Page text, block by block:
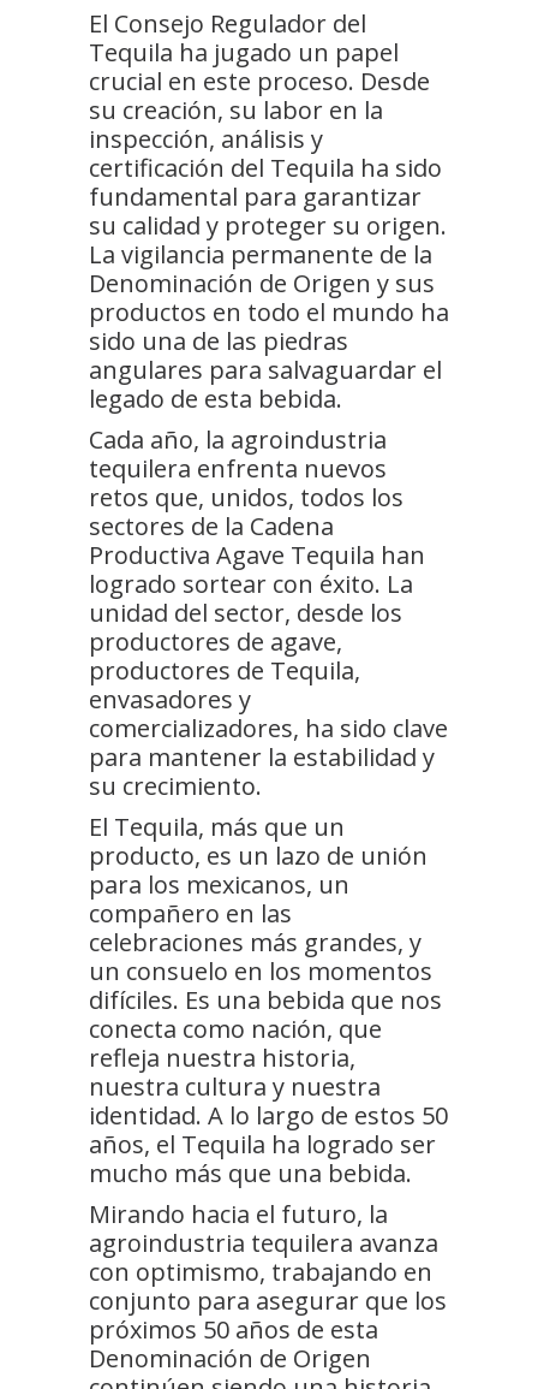
El Consejo Regulador del
Tequila ha jugado un papel
crucial en este proceso. Desde
su creación, su labor en la
inspección, análisis y
certificación del Tequila ha sido
fundamental para garantizar
su calidad y proteger su origen.
La vigilancia permanente de la
Denominación de Origen y sus
productos en todo el mundo ha
sido una de las piedras
angulares para salvaguardar el
legado de esta bebida.
Cada año, la agroindustria
tequilera enfrenta nuevos
retos que, unidos, todos los
sectores de la Cadena
Productiva Agave Tequila han
logrado sortear con éxito. La
unidad del sector, desde los
productores de agave,
productores de Tequila,
envasadores y
comercializadores, ha sido clave
para mantener la estabilidad y
su crecimiento.
El Tequila, más que un
producto, es un lazo de unión
para los mexicanos, un
compañero en las
celebraciones más grandes, y
un consuelo en los momentos
difíciles. Es una bebida que nos
conecta como nación, que
refleja nuestra historia,
nuestra cultura y nuestra
identidad. A lo largo de estos 50
años, el Tequila ha logrado ser
mucho más que una bebida.
Mirando hacia el futuro, la
agroindustria tequilera avanza
con optimismo, trabajando en
conjunto para asegurar que los
próximos 50 años de esta
Denominación de Origen